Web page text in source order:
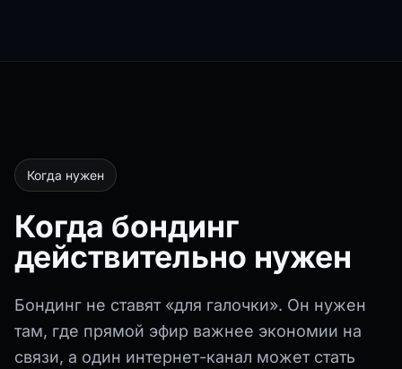
Когда нужен
Когда бондинг
действительно нужен
Бондинг не ставят «для галочки». Он нужен
там, где прямой эфир важнее экономии на
связи, а один интернет-канал может стать